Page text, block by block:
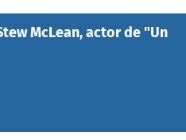
McLean, actor de "Un